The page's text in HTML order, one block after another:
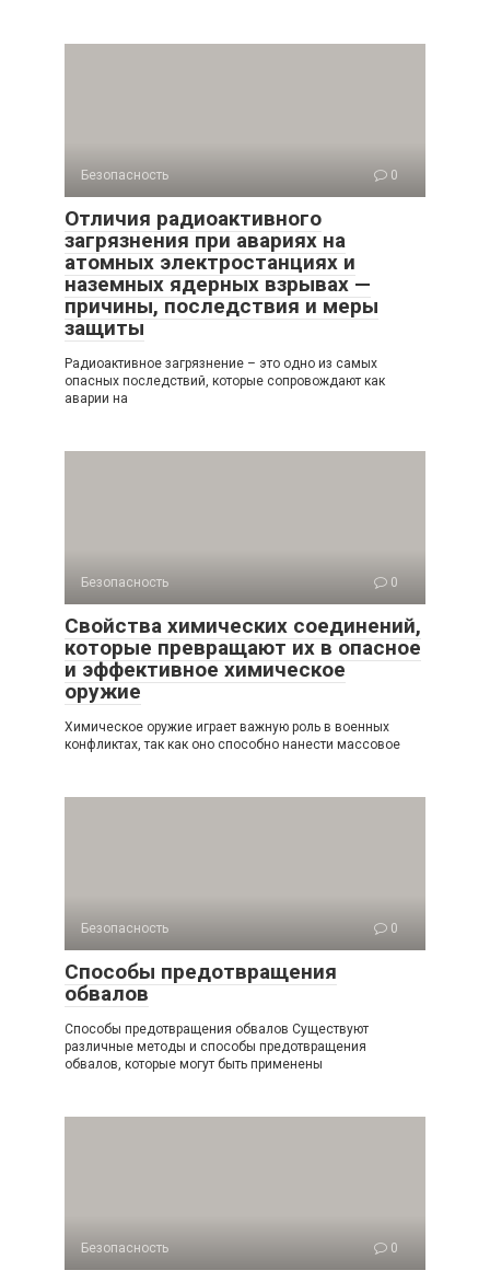
Безопасность 0
Отличия радиоактивного
загрязнения при авариях на
атомных электростанциях и
наземных ядерных взрывах —
причины, последствия и меры
защиты
Радиоактивное загрязнение – это одно из самых
опасных последствий, которые сопровождают как
аварии на
Безопасность 0
Свойства химических соединений,
которые превращают их в опасное
и эффективное химическое
оружие
Химическое оружие играет важную роль в военных
конфликтах, так как оно способно нанести массовое
Безопасность 0
Способы предотвращения
обвалов
Способы предотвращения обвалов Существуют
различные методы и способы предотвращения
обвалов, которые могут быть применены
Безопасность 0